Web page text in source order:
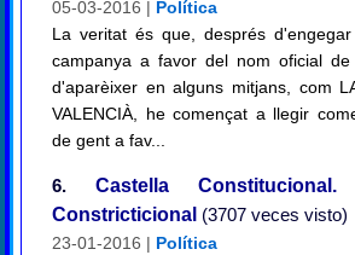
05-03-2016 | Política
La veritat és que, després
campanya a favor del nom oficial
d'aparèixer en alguns mitjans, com
VALENCIÀ, he començat a llegir
de gent a fav...
6.
Castella Constitucional.
Constricticional (3707 veces visto)
23-01-2016 | Política